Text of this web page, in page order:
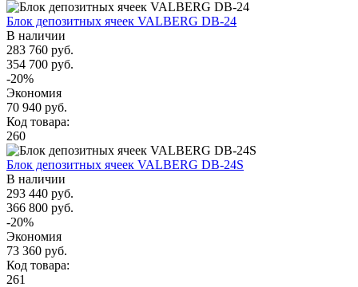
Блок депозитных ячеек VALBERG DB-24
В наличии
283 760 руб.
354 700 руб.
-20%
Экономия
70 940 руб.
Код товара:
260
Блок депозитных ячеек VALBERG DB-24S
В наличии
293 440 руб.
366 800 руб.
-20%
Экономия
73 360 руб.
Код товара:
261